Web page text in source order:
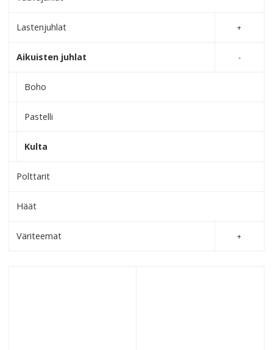
Lastenjuhlat
Aikuisten juhlat
Boho
Pastelli
Kulta
Polttarit
Häät
Väriteemat